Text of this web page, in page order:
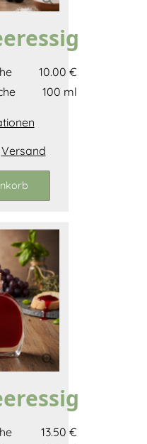
10.00 €
100 ml
Versand
13.50 €